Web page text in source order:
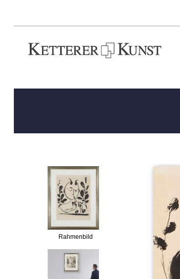
Rahmenbild